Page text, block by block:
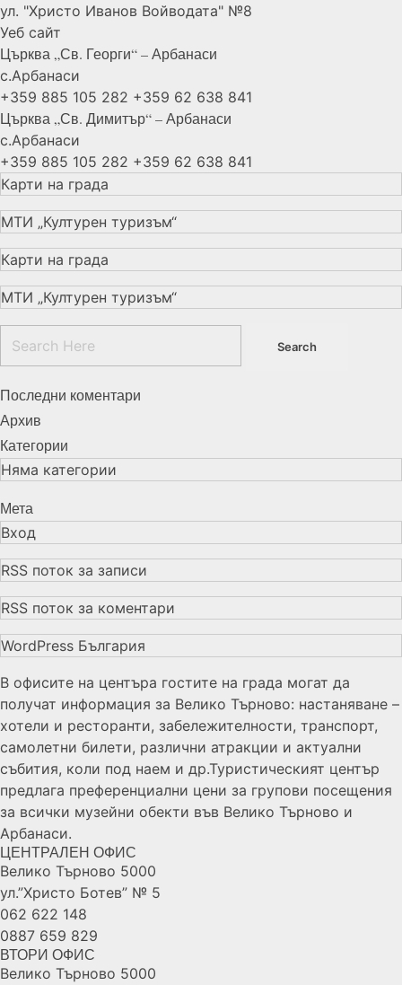
ул. "Христо Иванов Войводата" №8
Уеб сайт
Църква „Св. Георги“ –Арбанаси
с.Арбанаси
+359 885 105 282 +359 62 638 841
Църква „Св. Димитър“ –Арбанаси
с.Арбанаси
+359 885 105 282 +359 62 638 841
Карти на града
МТИ „Културен туризъм“
Карти на града
МТИ „Културен туризъм“
Последни коментари
Архив
Категории
Няма категории
Мета
Вход
RSS поток за записи
RSS поток за коментари
WordPress България
В офисите на центъра гостите на града могат да
получат информация за Велико Търново: настаняване –
хотели и ресторанти, забележителности, транспорт,
самолетни билети, различни атракции и актуални
събития, коли под наем и др.Туристическият център
предлага преференциални цени за групови посещения
за всички музейни обекти във Велико Търново и
Арбанаси.
ЦЕНТРАЛЕН ОФИС
Велико Търново 5000
ул.”Христо Ботев” № 5
062 622 148
0887 659 829
ВТОРИ ОФИС
Велико Търново 5000